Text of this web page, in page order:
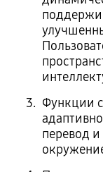
Функции
перевод